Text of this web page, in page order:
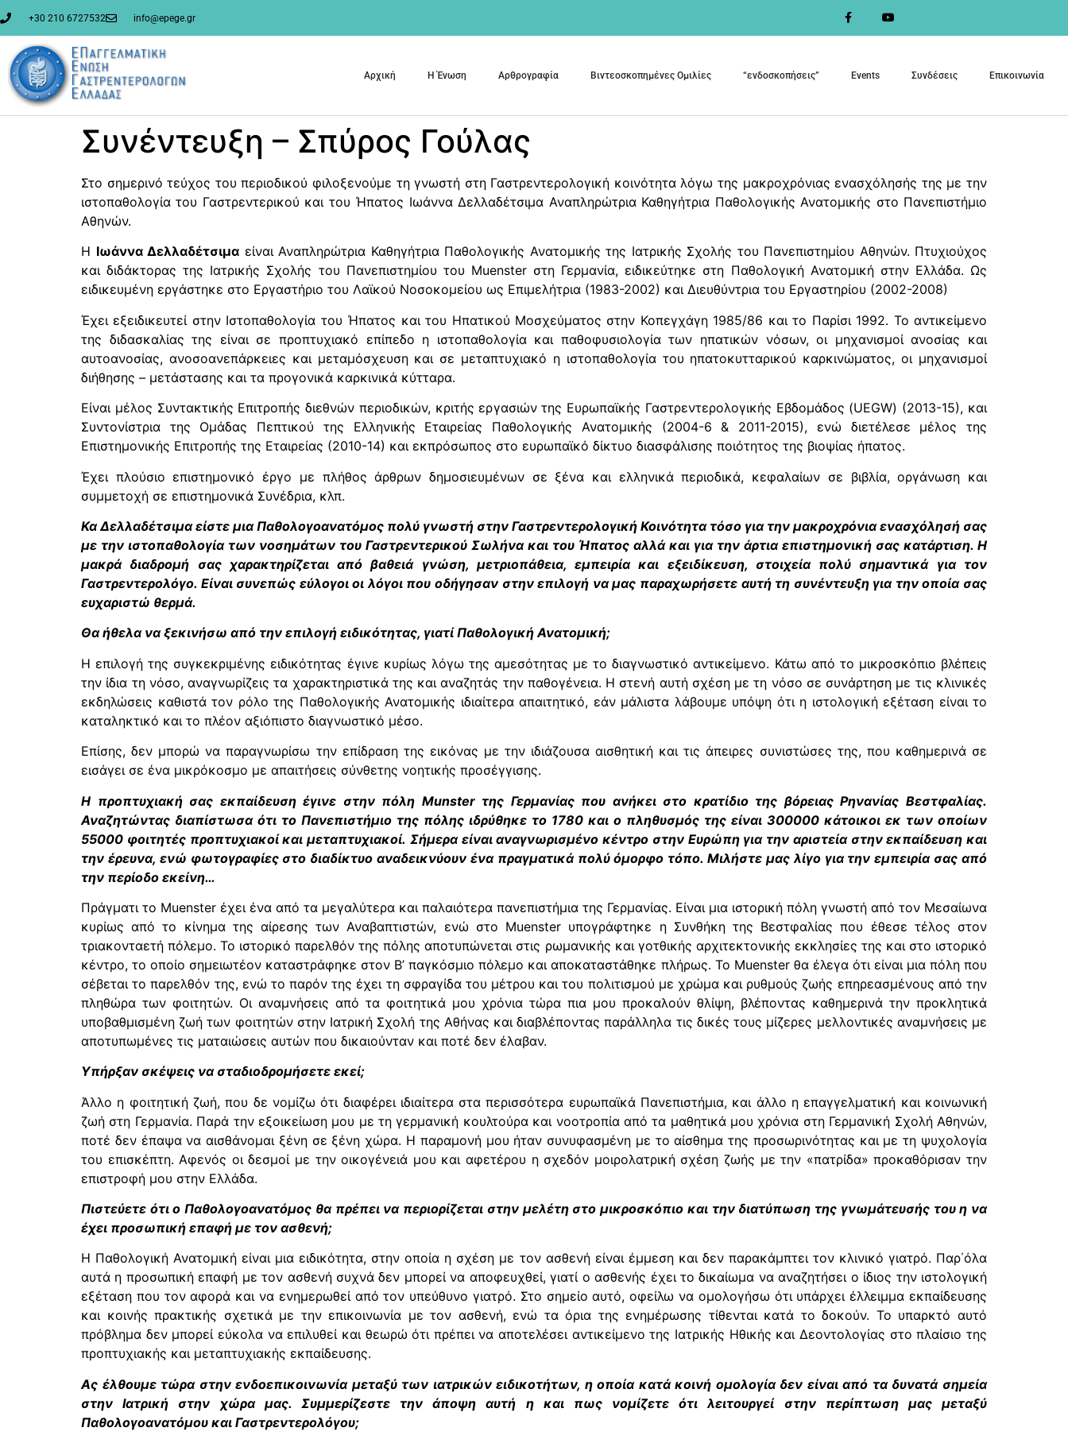
περιεχόμενο
+30 210 6727532 info@epege.gr
Αρχική Η Ένωση Αρθρογραφία Βιντεοσκοπημένες Ομιλίες “ενδοσκοπήσεις” Events Συνδέσεις Επικοινωνία
Συνέντευξη – Σπύρος Γούλας
Στο σημερινό τεύχος του περιοδικού φιλοξενούμε τη γνωστή στη Γαστρεντερολογική κοινότητα λόγω της μακροχρόνιας ενασχόλησής της με την
ιστοπαθολογία του Γαστρεντερικού και του Ήπατος Ιωάννα Δελλαδέτσιμα Αναπληρώτρια Καθηγήτρια Παθολογικής Ανατομικής στο Πανεπιστήμιο
Αθηνών.
Η Ιωάννα Δελλαδέτσιμα είναι Αναπληρώτρια Καθηγήτρια Παθολογικής Ανατομικής της Ιατρικής Σχολής του Πανεπιστημίου Αθηνών. Πτυχιούχος
και διδάκτορας της Ιατρικής Σχολής του Πανεπιστημίου του Muenster στη Γερμανία, ειδικεύτηκε στη Παθολογική Ανατομική στην Ελλάδα. Ως
ειδικευμένη εργάστηκε στο Εργαστήριο του Λαϊκού Νοσοκομείου ως Επιμελήτρια (1983-2002) και Διευθύντρια του Εργαστηρίου (2002-2008)
Έχει εξειδικευτεί στην Ιστοπαθολογία του Ήπατος και του Ηπατικού Μοσχεύματος στην Κοπεγχάγη 1985/86 και το Παρίσι 1992. Το αντικείμενο
της διδασκαλίας της είναι σε προπτυχιακό επίπεδο η ιστοπαθολογία και παθοφυσιολογία των ηπατικών νόσων, οι μηχανισμοί ανοσίας και
αυτοανοσίας, ανοσοανεπάρκειες και μεταμόσχευση και σε μεταπτυχιακό η ιστοπαθολογία του ηπατοκυτταρικού καρκινώματος, οι μηχανισμοί
διήθησης – μετάστασης και τα προγονικά καρκινικά κύτταρα.
Είναι μέλος Συντακτικής Επιτροπής διεθνών περιοδικών, κριτής εργασιών της Ευρωπαϊκής Γαστρεντερολογικής Εβδομάδος (UEGW) (2013-15), και
Συντονίστρια της Ομάδας Πεπτικού της Ελληνικής Εταιρείας Παθολογικής Ανατομικής (2004-6 & 2011-2015), ενώ διετέλεσε μέλος της
Επιστημονικής Επιτροπής της Εταιρείας (2010-14) και εκπρόσωπος στο ευρωπαϊκό δίκτυο διασφάλισης ποιότητος της βιοψίας ήπατος.
Έχει πλούσιο επιστημονικό έργο με πλήθος άρθρων δημοσιευμένων σε ξένα και ελληνικά περιοδικά, κεφαλαίων σε βιβλία, οργάνωση και
συμμετοχή σε επιστημονικά Συνέδρια, κλπ.
Κα Δελλαδέτσιμα είστε μια Παθολογοανατόμος πολύ γνωστή στην Γαστρεντερολογική Κοινότητα τόσο για την μακροχρόνια ενασχόλησή σας
με την ιστοπαθολογία των νοσημάτων του Γαστρεντερικού Σωλήνα και του Ήπατος αλλά και για την άρτια επιστημονική σας κατάρτιση. Η
μακρά διαδρομή σας χαρακτηρίζεται από βαθειά γνώση, μετριοπάθεια, εμπειρία και εξειδίκευση, στοιχεία πολύ σημαντικά για τον
Γαστρεντερολόγο. Είναι συνεπώς εύλογοι οι λόγοι που οδήγησαν στην επιλογή να μας παραχωρήσετε αυτή τη συνέντευξη για την οποία σας
ευχαριστώ θερμά.
Θα ήθελα να ξεκινήσω από την επιλογή ειδικότητας, γιατί Παθολογική Ανατομική;
Η επιλογή της συγκεκριμένης ειδικότητας έγινε κυρίως λόγω της αμεσότητας με το διαγνωστικό αντικείμενο. Κάτω από το μικροσκόπιο βλέπεις
την ίδια τη νόσο, αναγνωρίζεις τα χαρακτηριστικά της και αναζητάς την παθογένεια. Η στενή αυτή σχέση με τη νόσο σε συνάρτηση με τις κλινικές
εκδηλώσεις καθιστά τον ρόλο της Παθολογικής Ανατομικής ιδιαίτερα απαιτητικό, εάν μάλιστα λάβουμε υπόψη ότι η ιστολογική εξέταση είναι το
καταληκτικό και το πλέον αξιόπιστο διαγνωστικό μέσο.
Επίσης, δεν μπορώ να παραγνωρίσω την επίδραση της εικόνας με την ιδιάζουσα αισθητική και τις άπειρες συνιστώσες της, που καθημερινά σε
εισάγει σε ένα μικρόκοσμο με απαιτήσεις σύνθετης νοητικής προσέγγισης.
Η προπτυχιακή σας εκπαίδευση έγινε στην πόλη Munster της Γερμανίας που ανήκει στο κρατίδιο της βόρειας Ρηνανίας Βεστφαλίας.
Αναζητώντας διαπίστωσα ότι το Πανεπιστήμιο της πόλης ιδρύθηκε το 1780 και ο πληθυσμός της είναι 300000 κάτοικοι εκ των οποίων
55000 φοιτητές προπτυχιακοί και μεταπτυχιακοί. Σήμερα είναι αναγνωρισμένο κέντρο στην Ευρώπη για την αριστεία στην εκπαίδευση και
την έρευνα, ενώ φωτογραφίες στο διαδίκτυο αναδεικνύουν ένα πραγματικά πολύ όμορφο τόπο. Μιλήστε μας λίγο για την εμπειρία σας από
την περίοδο εκείνη…
Πράγματι το Μuenster έχει ένα από τα μεγαλύτερα και παλαιότερα πανεπιστήμια της Γερμανίας. Είναι μια ιστορική πόλη γνωστή από τον Μεσαίωνα
κυρίως από το κίνημα της αίρεσης των Αναβαπτιστών, ενώ στο Μuenster υπογράφτηκε η Συνθήκη της Βεστφαλίας που έθεσε τέλος στον
τριακονταετή πόλεμο. Το ιστορικό παρελθόν της πόλης αποτυπώνεται στις ρωμανικής και γοτθικής αρχιτεκτονικής εκκλησίες της και στο ιστορικό
κέντρο, το οποίο σημειωτέον καταστράφηκε στον Β’ παγκόσμιο πόλεμο και αποκαταστάθηκε πλήρως. Το Μuenster θα έλεγα ότι είναι μια πόλη που
σέβεται το παρελθόν της, ενώ το παρόν της έχει τη σφραγίδα του μέτρου και του πολιτισμού με χρώμα και ρυθμούς ζωής επηρεασμένους από την
πληθώρα των φοιτητών. Οι αναμνήσεις από τα φοιτητικά μου χρόνια τώρα πια μου προκαλούν θλίψη, βλέποντας καθημερινά την προκλητικά
υποβαθμισμένη ζωή των φοιτητών στην Ιατρική Σχολή της Αθήνας και διαβλέποντας παράλληλα τις δικές τους μίζερες μελλοντικές αναμνήσεις με
αποτυπωμένες τις ματαιώσεις αυτών που δικαιούνταν και ποτέ δεν έλαβαν.
Υπήρξαν σκέψεις να σταδιοδρομήσετε εκεί;
Άλλο η φοιτητική ζωή, που δε νομίζω ότι διαφέρει ιδιαίτερα στα περισσότερα ευρωπαϊκά Πανεπιστήμια, και άλλο η επαγγελματική και κοινωνική
ζωή στη Γερμανία. Παρά την εξοικείωση μου με τη γερμανική κουλτούρα και νοοτροπία από τα μαθητικά μου χρόνια στη Γερμανική Σχολή Αθηνών,
ποτέ δεν έπαψα να αισθάνομαι ξένη σε ξένη χώρα. Η παραμονή μου ήταν συνυφασμένη με το αίσθημα της προσωρινότητας και με τη ψυχολογία
του επισκέπτη. Αφενός οι δεσμοί με την οικογένειά μου και αφετέρου η σχεδόν μοιρολατρική σχέση ζωής με την «πατρίδα» προκαθόρισαν την
επιστροφή μου στην Ελλάδα.
Πιστεύετε ότι ο Παθολογοανατόμος θα πρέπει να περιορίζεται στην μελέτη στο μικροσκόπιο και την διατύπωση της γνωμάτευσής του η να
έχει προσωπική επαφή με τον ασθενή;
Η Παθολογική Ανατομική είναι μια ειδικότητα, στην οποία η σχέση με τον ασθενή είναι έμμεση και δεν παρακάμπτει τον κλινικό γιατρό. Παρ΄όλα
αυτά η προσωπική επαφή με τον ασθενή συχνά δεν μπορεί να αποφευχθεί, γιατί ο ασθενής έχει το δικαίωμα να αναζητήσει ο ίδιος την ιστολογική
εξέταση που τον αφορά και να ενημερωθεί από τον υπεύθυνο γιατρό. Στο σημείο αυτό, οφείλω να ομολογήσω ότι υπάρχει έλλειμμα εκπαίδευσης
και κοινής πρακτικής σχετικά με την επικοινωνία με τον ασθενή, ενώ τα όρια της ενημέρωσης τίθενται κατά το δοκούν. Το υπαρκτό αυτό
πρόβλημα δεν μπορεί εύκολα να επιλυθεί και θεωρώ ότι πρέπει να αποτελέσει αντικείμενο της Ιατρικής Ηθικής και Δεοντολογίας στο πλαίσιο της
προπτυχιακής και μεταπτυχιακής εκπαίδευσης.
Aς έλθουμε τώρα στην ενδοεπικοινωνία μεταξύ των ιατρικών ειδικοτήτων, η οποία κατά κοινή ομολογία δεν είναι από τα δυνατά σημεία
στην Ιατρική στην χώρα μας. Συμμερίζεστε την άποψη αυτή η και πως νομίζετε ότι λειτουργεί στην περίπτωση μας μεταξύ
Παθολογοανατόμου και Γαστρεντερολόγου;